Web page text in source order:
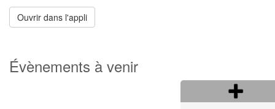
Ouvrir dans l'appli
Évènements à venir